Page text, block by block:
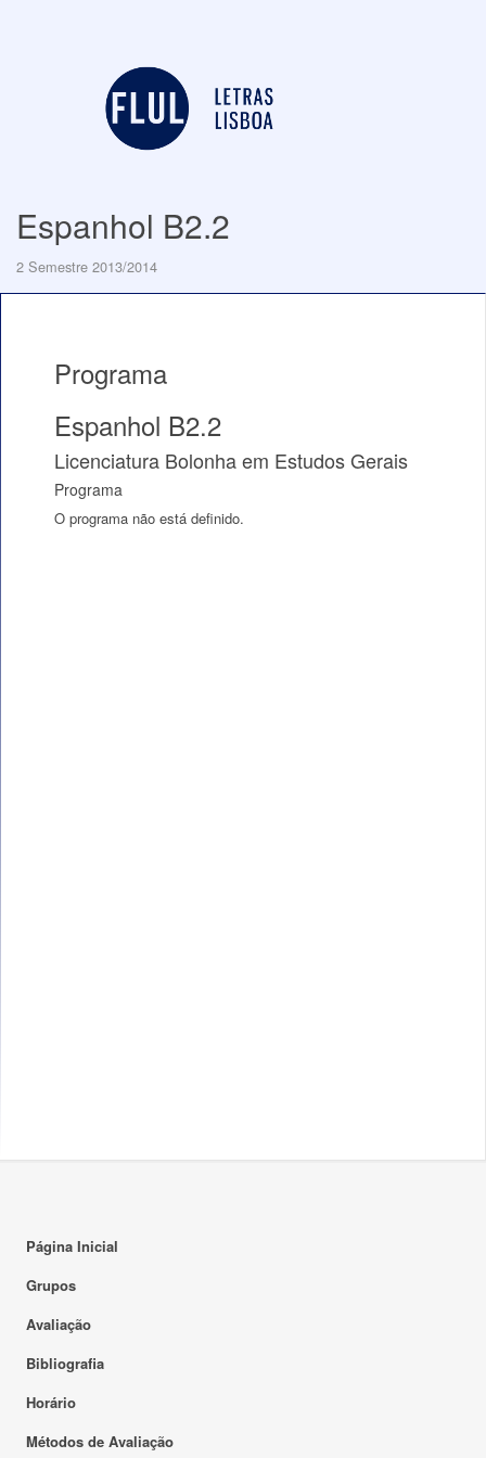
Espanhol B2.2
2 Semestre 2013/2014
Programa
Espanhol B2.2
Licenciatura Bolonha em Estudos Gerais
Programa
O programa não está definido.
Página Inicial
Grupos
Avaliação
Bibliografia
Horário
Métodos de Avaliação